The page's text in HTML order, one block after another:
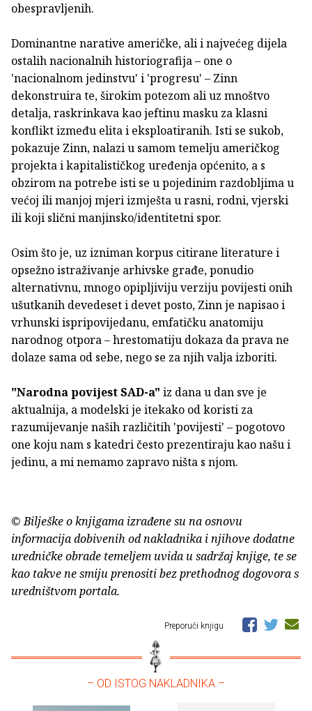
obespravljenih.
Dominantne narative američke, ali i najvećeg dijela
ostalih nacionalnih historiografija – one o
'nacionalnom jedinstvu' i 'progresu' – Zinn
dekonstruira te, širokim potezom ali uz mnoštvo
detalja, raskrinkava kao jeftinu masku za klasni
konflikt između elita i eksploatiranih. Isti se sukob,
pokazuje Zinn, nalazi u samom temelju američkog
projekta i kapitalističkog uređenja općenito, a s
obzirom na potrebe isti se u pojedinim razdobljima u
većoj ili manjoj mjeri izmješta u rasni, rodni, vjerski
ili koji slični manjinsko/identitetni spor.
Osim što je, uz izniman korpus citirane literature i
opsežno istraživanje arhivske građe, ponudio
alternativnu, mnogo opipljiviju verziju povijesti onih
ušutkanih devedeset i devet posto, Zinn je napisao i
vrhunski ispripovijedanu, emfatičku anatomiju
narodnog otpora – hrestomatiju dokaza da prava ne
dolaze sama od sebe, nego se za njih valja izboriti.
"Narodna povijest SAD-a" iz dana u dan sve je
aktualnija, a modelski je itekako od koristi za
razumijevanje naših različitih 'povijesti' – pogotovo
one koju nam s katedri često prezentiraju kao našu i
jedinu, a mi nemamo zapravo ništa s njom.
© Bilješke o knjigama izrađene su na osnovu
informacija dobivenih od nakladnika i njihove dodatne
uredničke obrade temeljem uvida u sadržaj knjige, te se
kao takve ne smiju prenositi bez prethodnog dogovora s
uredništvom portala.
Preporuči knjigu
– OD ISTOG NAKLADNIKA –